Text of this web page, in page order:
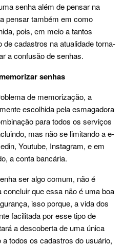
senha além de pensar na
pensar também em como
pois, em meio a tantos
cadastros na atualidade torna-
a confusão de senhas.
senhas
de memorização, a
escolhida pela esmagadora
para todos os serviços
mas não se limitando a e-
Youtube, Instagram, e em
a conta bancária.
ser algo comum, não é
que essa não é uma boa
isso porque, a vida dos
facilitada por esse tipo de
a descoberta de uma única
todos os cadastros do usuário,